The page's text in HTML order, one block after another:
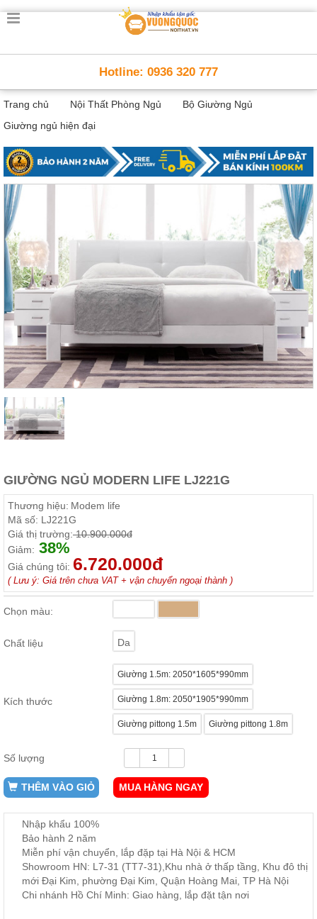
Trang
Thông
Minh
Nội
thất
minh
Nội
Trẻ
Em
Giường
tầng,
bàn
học, tủ
sách
Nội
Thất
Phòng
Khách
Sofa,
tủ
Bàn
trà...
Nội
Phòng
Giường
áo, bàn
trang
điểm
Nội
Thất
ăn,
Công,
Vườn
Bàn
ghế
Phụ
Kiện
Hotline: 0936 320 777
Trang chủ Nội Thất Phòng Ngủ
Bộ Giường Ngủ
Giường ngủ hiện đại
GIƯỜNG NGỦ MODERN LIFE LJ221G
Thương hiệu: Modem life
Mã số: LJ221G
Giá thị trường:10.900.000đ
Giảm: 38%
Giá chúng tôi: 6.720.000đ
( Lưu ý: Giá trên chưa VAT + vận chuyển ngoại thành )
Chọn màu:
Chất liệu Da
Kích thước
Giường 1.5m: 2050*1605*990mm
Giường 1.8m: 2050*1905*990mm
Giường pittong 1.5m Giường pittong 1.8m
Số lượng
THÊM VÀO GIỎ MUA HÀNG NGAY
Nhập khẩu 100%
Bảo hành 2 năm
Miễn phí vận chuyển, lắp đặp tại Hà Nội & HCM
Showroom HN: L7-31 (TT7-31),Khu nhà ở thấp tầng, Khu đô thị
mới Đại Kim, phường Đại Kim, Quận Hoàng Mai, TP Hà Nội
Chi nhánh Hồ Chí Minh: Giao hàng, lắp đặt tận nơi